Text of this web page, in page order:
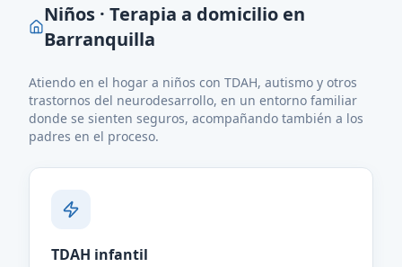
Niños · Terapia a domicilio en
Barranquilla
Atiendo en el hogar a niños con TDAH, autismo y otros
trastornos del neurodesarrollo, en un entorno familiar
donde se sienten seguros, acompañando también a los
padres en el proceso.
TDAH infantil